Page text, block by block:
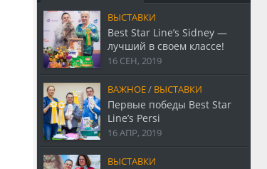
ВЫСТАВКИ
Best Star Line’s Sidney —
лучший в своем классе!
16 СЕН, 2019
ВАЖНОЕ/ ВЫСТАВКИ
Первые победы Best Star
Line’s Persi
16 АПР, 2019
ВЫСТАВКИ